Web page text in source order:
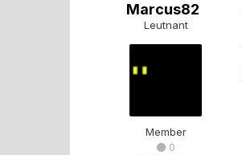
Marcus82
Leutnant
Member
0